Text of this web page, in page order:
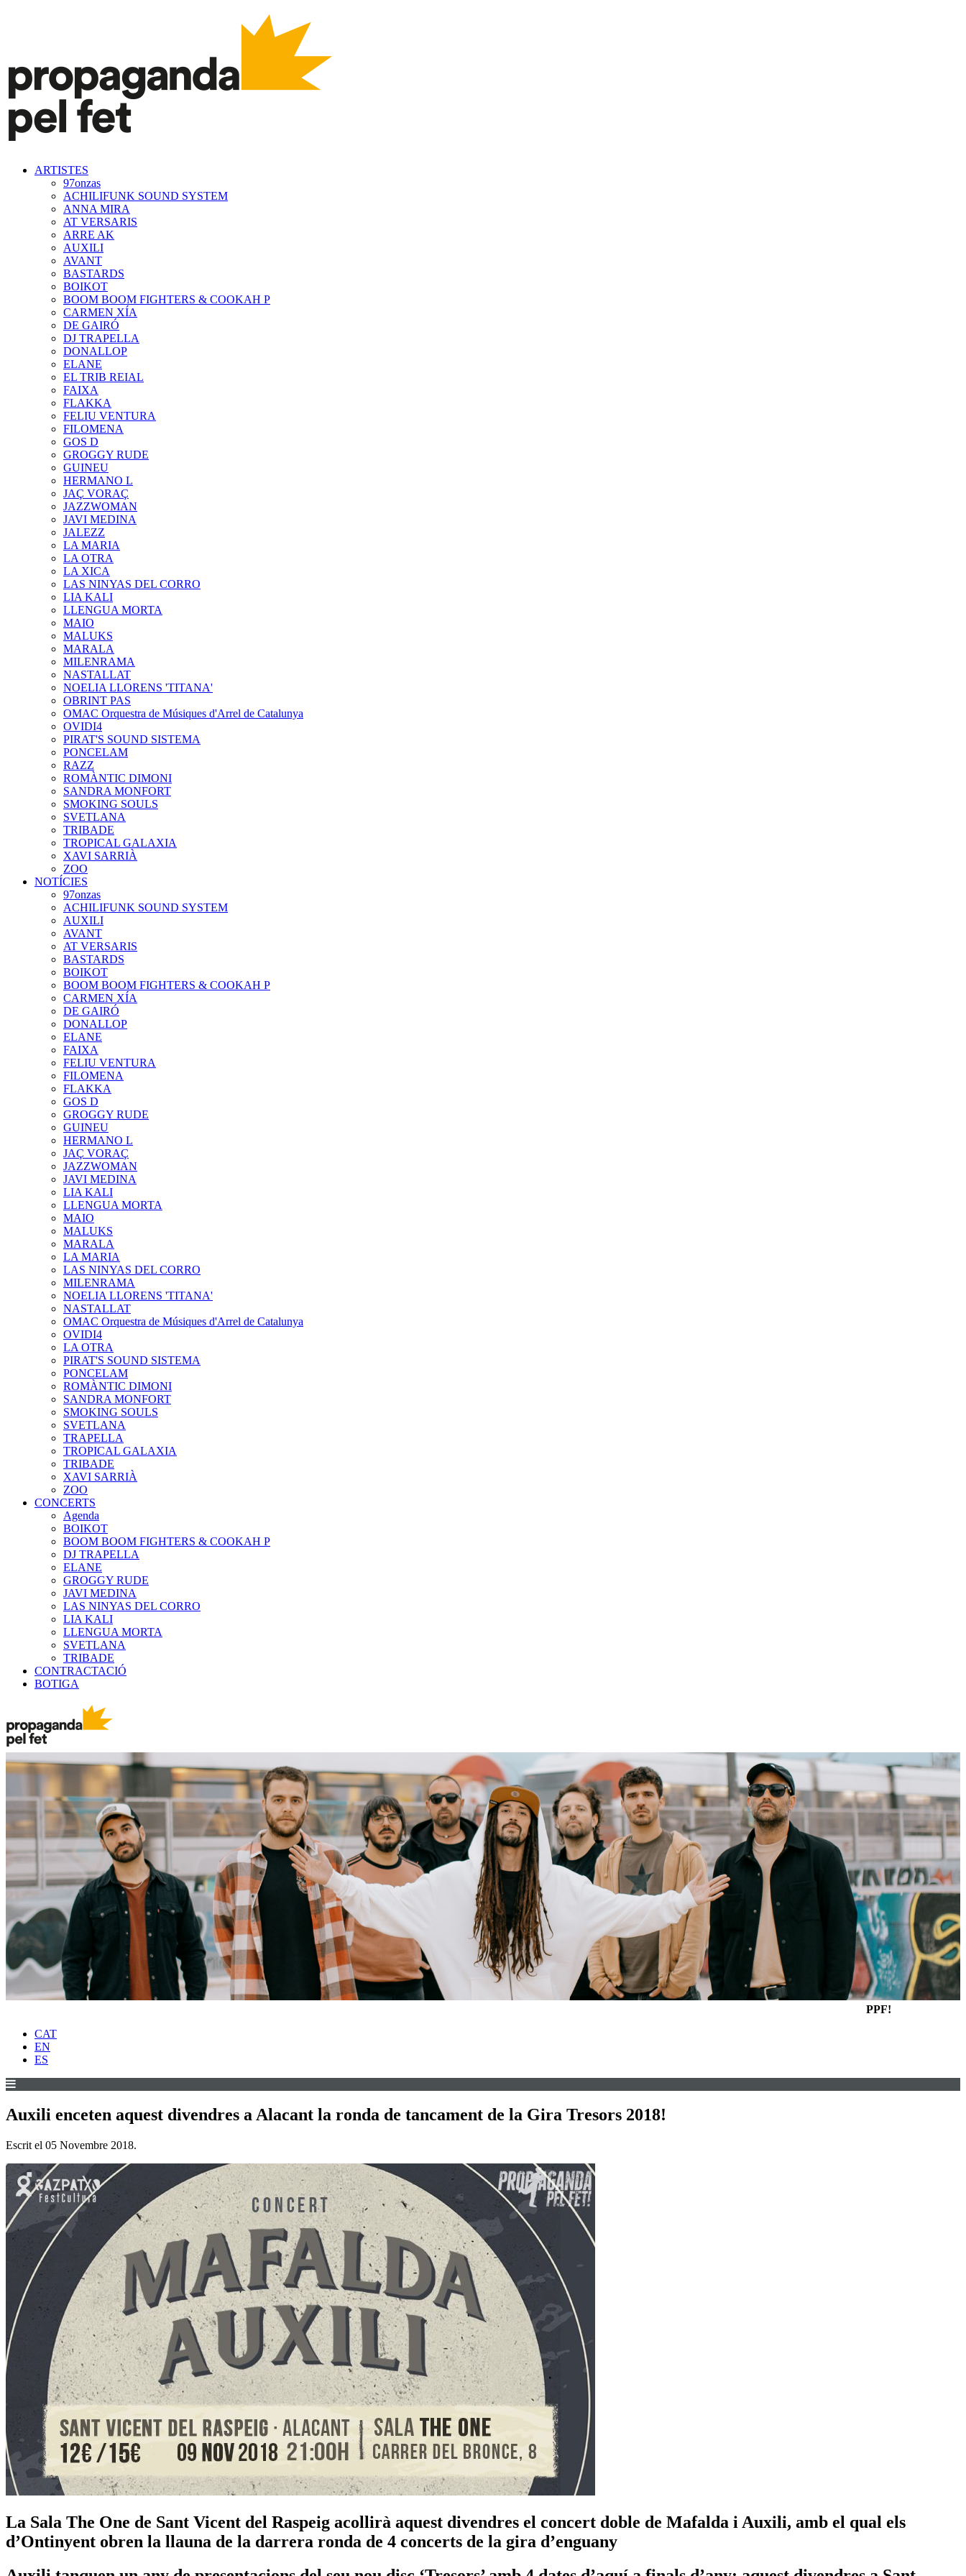
ARTISTES
97onzas
ACHILIFUNK SOUND SYSTEM
ANNA MIRA
AT VERSARIS
ARRE AK
AUXILI
AVANT
BASTARDS
BOIKOT
BOOM BOOM FIGHTERS & COOKAH P
CARMEN XÍA
DE GAIRÓ
DJ TRAPELLA
DONALLOP
ELANE
EL TRIB REIAL
FAIXA
FLAKKA
FELIU VENTURA
FILOMENA
GOS D
GROGGY RUDE
GUINEU
HERMANO L
JAÇ VORAÇ
JAZZWOMAN
JAVI MEDINA
JALEZZ
LA MARIA
LA OTRA
LA XICA
LAS NINYAS DEL CORRO
LIA KALI
LLENGUA MORTA
MAIO
MALUKS
MARALA
MILENRAMA
NASTALLAT
NOELIA LLORENS 'TITANA'
OBRINT PAS
OMAC Orquestra de Músiques d'Arrel de Catalunya
OVIDI4
PIRAT'S SOUND SISTEMA
PONCELAM
RAZZ
ROMÀNTIC DIMONI
SANDRA MONFORT
SMOKING SOULS
SVETLANA
TRIBADE
TROPICAL GALAXIA
XAVI SARRIÀ
ZOO
NOTÍCIES
97onzas
ACHILIFUNK SOUND SYSTEM
AUXILI
AVANT
AT VERSARIS
BASTARDS
BOIKOT
BOOM BOOM FIGHTERS & COOKAH P
CARMEN XÍA
DE GAIRÓ
DONALLOP
ELANE
FAIXA
FELIU VENTURA
FILOMENA
FLAKKA
GOS D
GROGGY RUDE
GUINEU
HERMANO L
JAÇ VORAÇ
JAZZWOMAN
JAVI MEDINA
LIA KALI
LLENGUA MORTA
MAIO
MALUKS
MARALA
LA MARIA
LAS NINYAS DEL CORRO
MILENRAMA
NOELIA LLORENS 'TITANA'
NASTALLAT
OMAC Orquestra de Músiques d'Arrel de Catalunya
OVIDI4
LA OTRA
PIRAT'S SOUND SISTEMA
PONCELAM
ROMÀNTIC DIMONI
SANDRA MONFORT
SMOKING SOULS
SVETLANA
TRAPELLA
TROPICAL GALAXIA
TRIBADE
XAVI SARRIÀ
ZOO
CONCERTS
Agenda
BOIKOT
BOOM BOOM FIGHTERS & COOKAH P
DJ TRAPELLA
ELANE
GROGGY RUDE
JAVI MEDINA
LAS NINYAS DEL CORRO
LIA KALI
LLENGUA MORTA
SVETLANA
TRIBADE
CONTRACTACIÓ
BOTIGA
PPF!
CAT
EN
ES
Auxili enceten aquest divendres a Alacant la ronda de tancament de la Gira Tresors 2018!
Escrit el 05 Novembre 2018.
La Sala The One de Sant Vicent del Raspeig acollirà aquest divendres el concert doble de Mafalda i Auxili, amb el qual els
d’Ontinyent obren la llauna de la darrera ronda de 4 concerts de la gira d’enguany